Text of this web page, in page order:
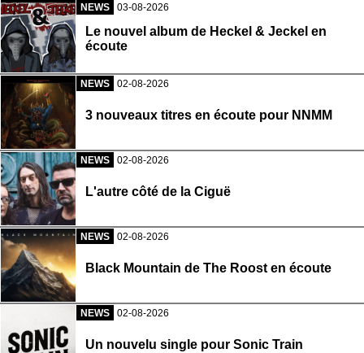
NEWS 03-08-2026
Le nouvel album de Heckel & Jeckel en
écoute
NEWS 02-08-2026
3 nouveaux titres en écoute pour NNMM
NEWS 02-08-2026
L'autre côté de la Ciguë
NEWS 02-08-2026
Black Mountain de The Roost en écoute
NEWS 02-08-2026
Un nouvelu single pour Sonic Train